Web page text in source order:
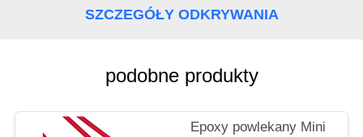
VR
SZCZEGÓŁY ODKRYWANIA
podobne produkty
Epoxy powlekany Mini